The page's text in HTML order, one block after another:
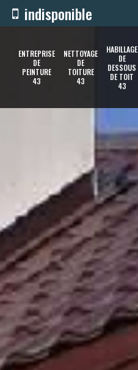
indisponible
ENTREPRISE
DE
PEINTURE
43
NETTOYAGE
DE
TOITURE
43
HABILLAGE
DE
DESSOUS
DE TOIT
43